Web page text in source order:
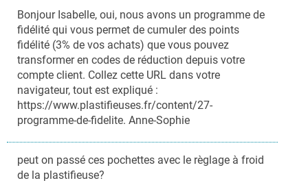
Bonjour Isabelle, oui, nous avons un programme de
fidélité qui vous permet de cumuler des points
fidélité (3% de vos achats) que vous pouvez
transformer en codes de réduction depuis votre
compte client. Collez cette URL dans votre
navigateur, tout est expliqué :
https://www.plastifieuses.fr/content/27-
programme-de-fidelite. Anne-Sophie
peut on passé ces pochettes avec le règlage à froid
de la plastifieuse?